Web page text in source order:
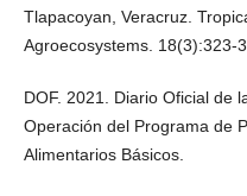
Tlapacoyan, Veracruz.
Agroecosystems. 18(3):323-
DOF. 2021. Diario Oficial de
Operación del Programa de
Alimentarios Básicos.